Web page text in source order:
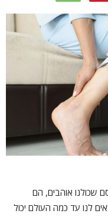
שכולנו אוהבים, הם
לנו עד כמה העולם יכול